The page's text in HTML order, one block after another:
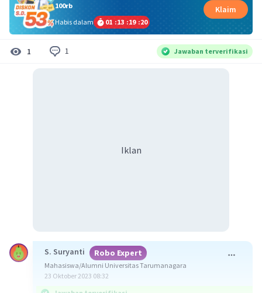
100rb
Habis dalam
01 :13 :19 :19
Klaim
1 1 Jawaban terverifikasi
Iklan
S. Suryanti Robo Expert
Mahasiswa/Alumni Universitas Tarumanagara
23 Oktober 2023 08:32